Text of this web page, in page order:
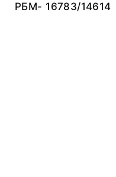
РБМ- 16783/14614